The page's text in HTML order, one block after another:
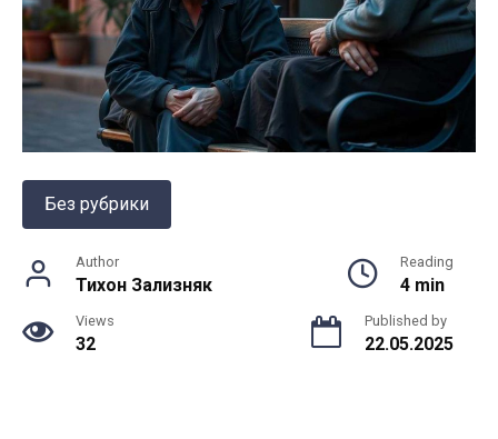
Без рубрики
Author
Тихон Зализняк
Reading
4 min
Views
32
Published by
22.05.2025